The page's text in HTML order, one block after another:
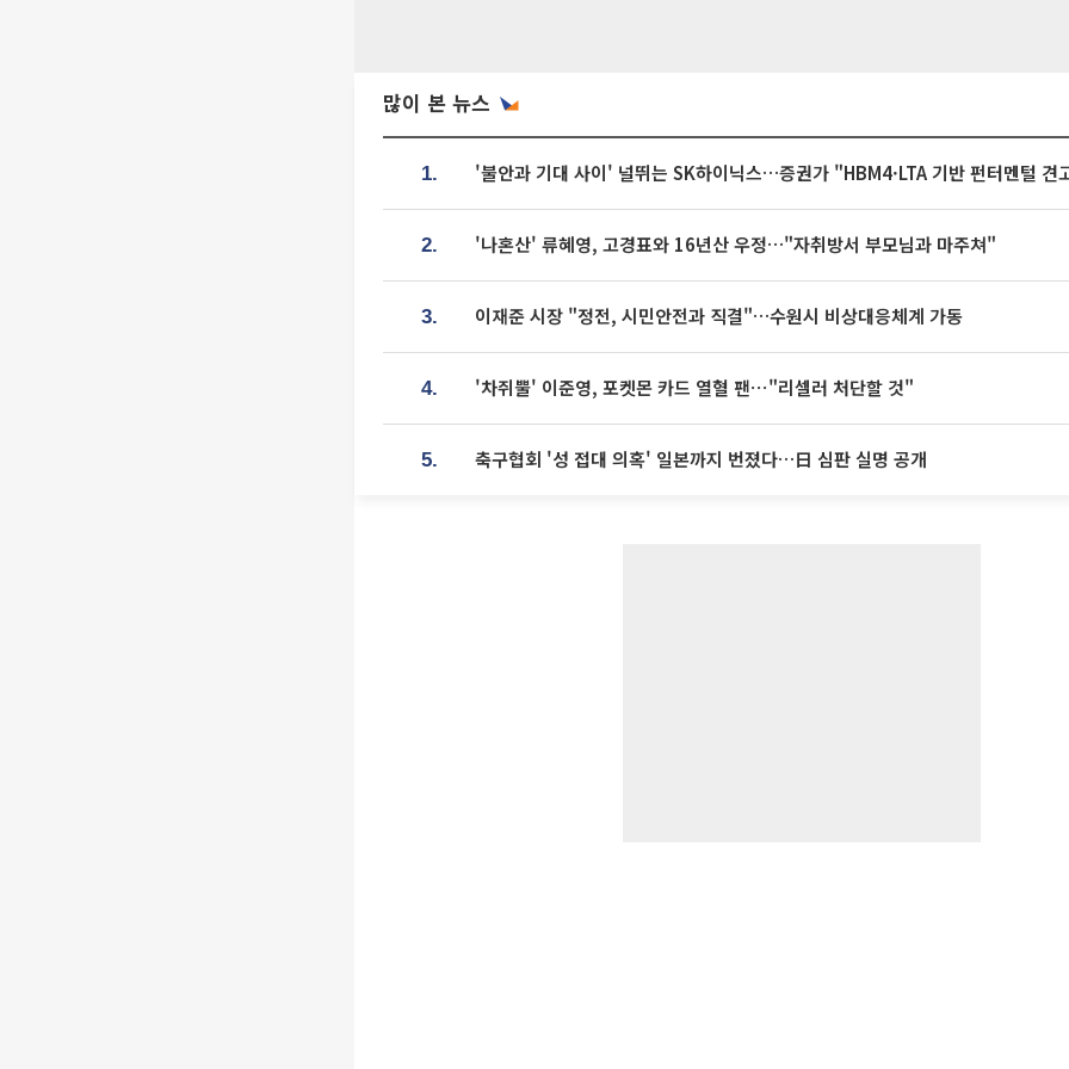
많이 본 뉴스
1. '불안과 기대 사이' 널뛰는 SK하이닉스…증권가 "HBM4·LTA 기반 펀터멘털 견
2. '나혼산' 류혜영, 고경표와 16년산 우정…"자취방서 부모님과 마주쳐"
3. 이재준 시장 "정전, 시민안전과 직결"…수원시 비상대응체계 가동
4. '차쥐뿔' 이준영, 포켓몬 카드 열혈 팬⋯"리셀러 처단할 것"
5. 축구협회 '성 접대 의혹' 일본까지 번졌다…日 심판 실명 공개